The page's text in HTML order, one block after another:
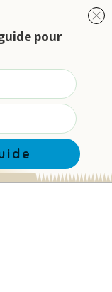
pour